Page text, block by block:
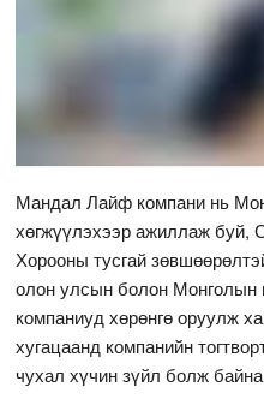
Мандал Лайф компани нь
хөгжүүлэхээр ажиллаж буй,
Хорооны тусгай
олон улсын болон Монголын
компаниуд хөрөнгө оруулж
хугацаанд компанийн
чухал хүчин зүйл болж